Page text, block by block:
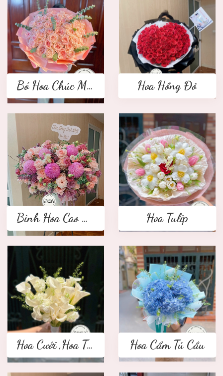
Bó Hoa Chúc Mừng Hoa Hồng Đỏ
Bình Hoa Cao Cấp Hoa Tulip
Hoa Cưới ,Hoa Tay Cầm Cô Dâu Hoa Cẩm Tú Cầu